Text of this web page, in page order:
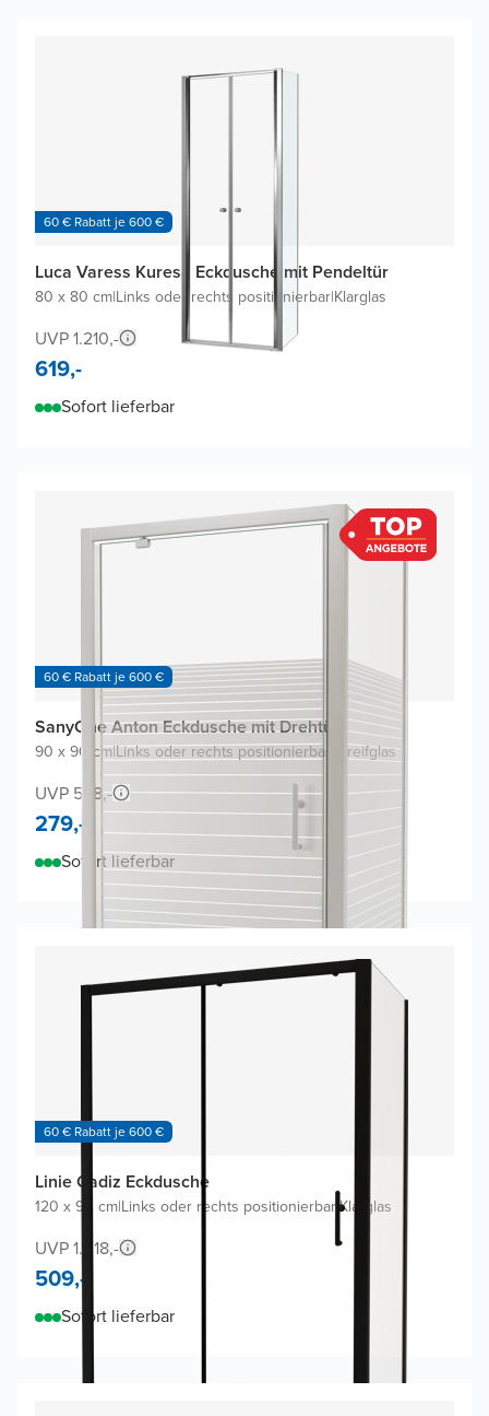
60 € Rabatt je 600 €
Luca Varess Kuresa Eckdusche mit Pendeltür
80 x 80 cm|Links oder rechts positionierbar|Klarglas
UVP 1.210,-
619,-
Sofort lieferbar
60 € Rabatt je 600 €
SanyOne Anton Eckdusche mit Drehtür
90 x 90 cm|Links oder rechts positionierbar Streifglas
UVP 538,-
279,-
Sofort lieferbar
60 € Rabatt je 600 €
Linie Cadiz Eckdusche
120 x 90 cm|Links oder rechts positionierbarKlarglas
UVP 1.018,-
509,-
Sofort lieferbar